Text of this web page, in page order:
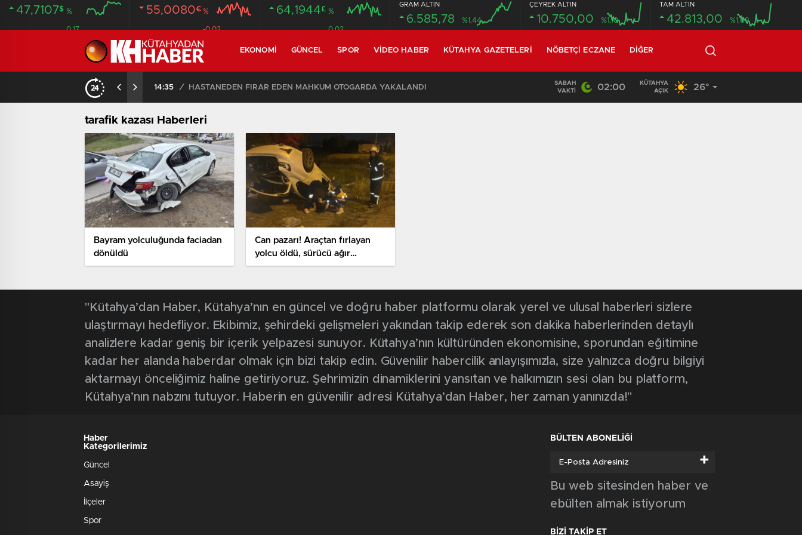
47,7107$ %
0.17
55,0080€ %
-0.02
64,1944£ %
0.02
GRAM ALTIN
6.585,78 %1,44
ÇEYREK ALTIN
10.750,00 %1,10
TAM ALTIN
42.813,00 %1,09
EKONOMI GÜNCEL SPOR VIDEO HABER KÜTAHYA GAZETELERI NÖBETÇI ECZANE DIĞER
14:35 / HASTANEDEN FİRAR EDEN MAHKUM OTOGARDA YAKALANDI 20:58 /
SABAH
VAKTI
02:00
KÜTAHYA
AÇIK
26°
tarafik kazası Haberleri
Bayram yolculuğunda faciadan
dönüldü
Can pazarı! Araçtan fırlayan
yolcu öldü, sürücü ağır
yaralandı
"Kütahya’dan Haber, Kütahya’nın en güncel ve doğru haber platformu olarak yerel ve ulusal haberleri sizlere
ulaştırmayı hedefliyor. Ekibimiz, şehirdeki gelişmeleri yakından takip ederek son dakika haberlerinden detaylı
analizlere kadar geniş bir içerik yelpazesi sunuyor. Kütahya’nın kültüründen ekonomisine, sporundan eğitimine
kadar her alanda haberdar olmak için bizi takip edin. Güvenilir habercilik anlayışımızla, size yalnızca doğru bilgiyi
aktarmayı önceliğimiz haline getiriyoruz. Şehrimizin dinamiklerini yansıtan ve halkımızın sesi olan bu platform,
Kütahya’nın nabzını tutuyor. Haberin en güvenilir adresi Kütahya’dan Haber, her zaman yanınızda!"
Haber
Kategorilerimiz
Güncel
Asayiş
İlçeler
Spor
BÜLTEN ABONELİĞİ
+
Bu web sitesinden haber ve
ebülten almak istiyorum
BİZİ TAKİP ET